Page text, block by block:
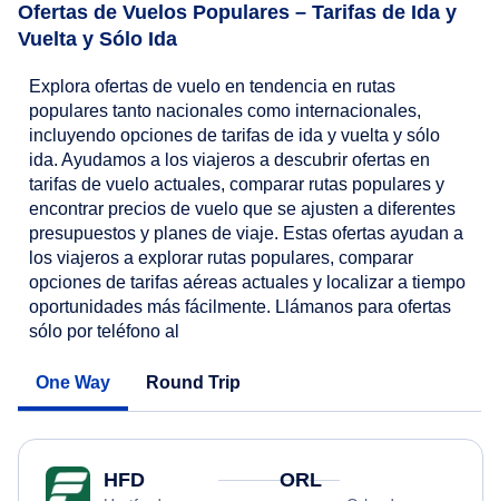
Ofertas de Vuelos Populares – Tarifas de Ida y
Vuelta y Sólo Ida
Explora ofertas de vuelo en tendencia en rutas
populares tanto nacionales como internacionales,
incluyendo opciones de tarifas de ida y vuelta y sólo
ida. Ayudamos a los viajeros a descubrir ofertas en
tarifas de vuelo actuales, comparar rutas populares y
encontrar precios de vuelo que se ajusten a diferentes
presupuestos y planes de viaje. Estas ofertas ayudan a
los viajeros a explorar rutas populares, comparar
opciones de tarifas aéreas actuales y localizar a tiempo
oportunidades más fácilmente. Llámanos para ofertas
sólo por teléfono al
One Way Round Trip
HFD ORL